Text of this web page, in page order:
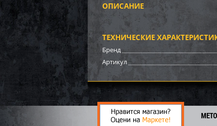
3
ОПИСАНИЕ
ТЕХНИЧЕСКИЕ
Бренд
Артикул